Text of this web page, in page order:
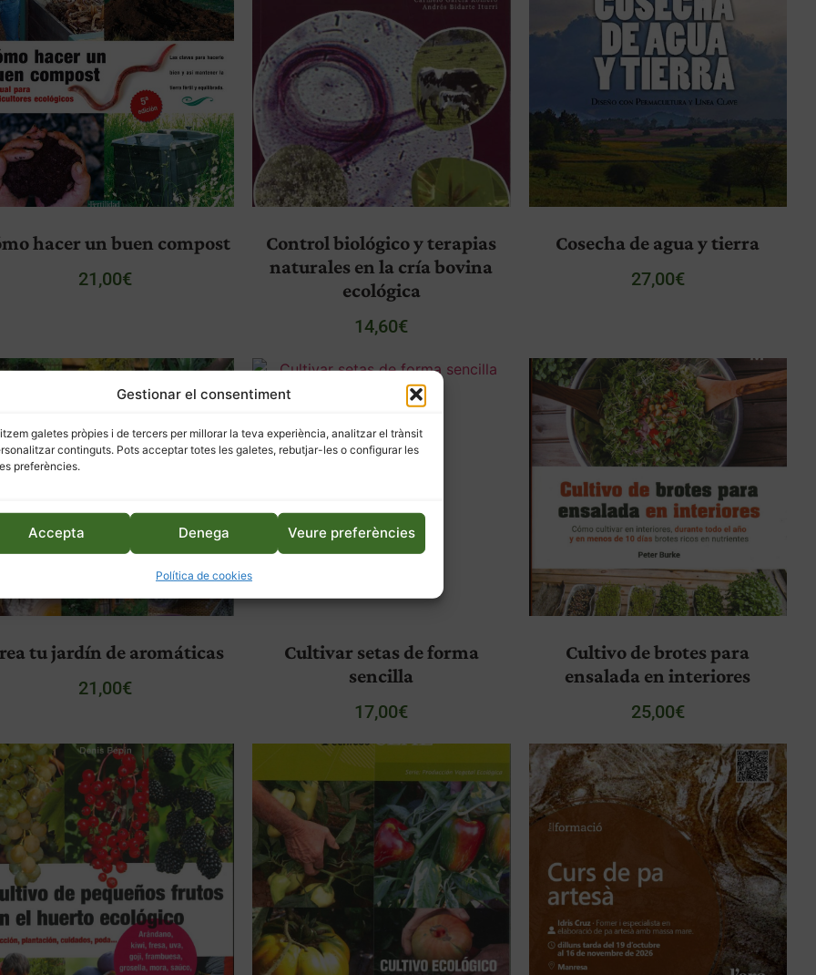
Gestionar el consentiment
galetes pròpies i de tercers per millorar la teva experiència, analitzar el trànsit
continguts. Pots acceptar totes les galetes, rebutjar-les o configurar les
preferències.
Accepta Denega Veure preferències
Política de cookies
hacer un buen compost
21,00€
Control biológico y terapias
naturales en la cría bovina
ecológica
14,60€
Cosecha de agua y tierra
27,00€
tu jardín de aromáticas
21,00€
Cultivar setas de forma
sencilla
17,00€
Cultivo de brotes para
ensalada en interiores
25,00€